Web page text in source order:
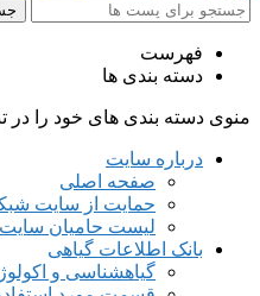
فهرست
دسته بندی ها
منوی دسته بندی های خود را در
درباره سایت
صفحه اصلی
حمایت از سایت
لیست حامیان سایت
بانک اطلاعات گیاهی
گیاهشناسی و